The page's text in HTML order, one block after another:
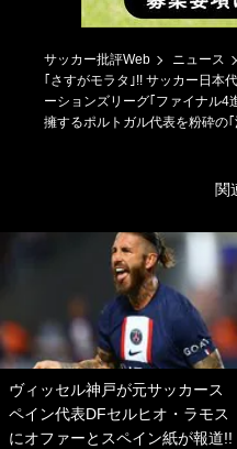
サッカー批評Web ニュース
｢さすがモラタ｣!! サッカー日本
ーションズリーグ｢ファイナル4
擁するポルトガル代表を粉砕の｢
関
ヴィッセル神戸が元サッカース
ペイン代表DFセルヒオ・ラモス
にオファーとスペイン紙が報道!!